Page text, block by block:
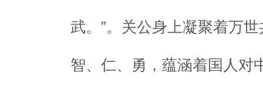
武。”。关公身上凝聚着万
智、仁、勇，蕴涵着国人对